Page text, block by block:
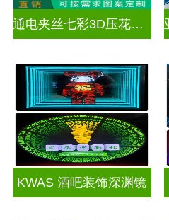
通电夹丝七彩3D压花激光内雕玻璃
KWAS 酒吧装饰深渊镜